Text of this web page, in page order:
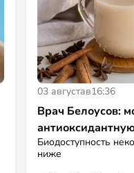
03 августав16:36
Врач Белоусов:
Биодоступность
ниже